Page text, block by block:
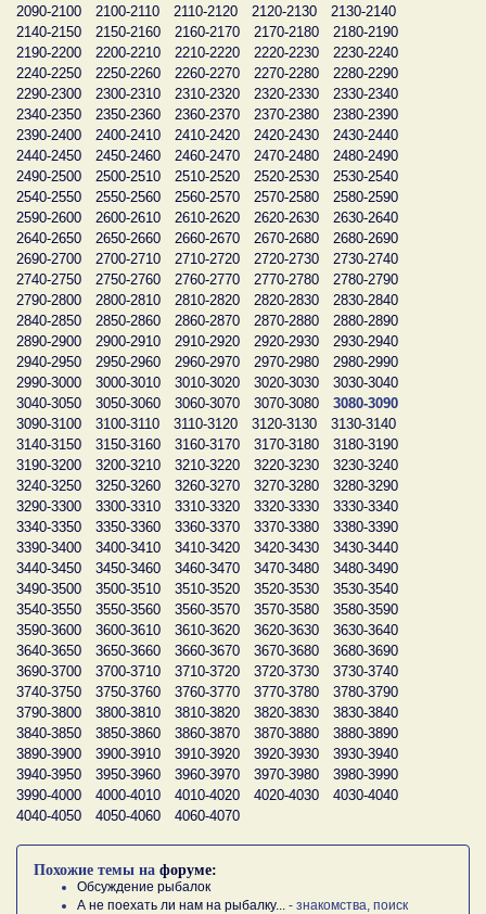
2090-2100
2100-2110 2110-2120 2120-2130
2130-2140
2140-2150
2150-2160 2160-2170 2170-2180
2180-2190
2190-2200
2200-2210 2210-2220 2220-2230
2230-2240
2240-2250
2250-2260 2260-2270 2270-2280
2280-2290
2290-2300
2300-2310 2310-2320 2320-2330
2330-2340
2340-2350
2350-2360 2360-2370 2370-2380
2380-2390
2390-2400
2400-2410 2410-2420 2420-2430
2430-2440
2440-2450
2450-2460 2460-2470 2470-2480
2480-2490
2490-2500
2500-2510 2510-2520 2520-2530
2530-2540
2540-2550
2550-2560 2560-2570 2570-2580
2580-2590
2590-2600
2600-2610 2610-2620 2620-2630
2630-2640
2640-2650
2650-2660 2660-2670 2670-2680
2680-2690
2690-2700
2700-2710 2710-2720 2720-2730
2730-2740
2740-2750
2750-2760 2760-2770 2770-2780
2780-2790
2790-2800
2800-2810 2810-2820 2820-2830
2830-2840
2840-2850
2850-2860 2860-2870 2870-2880
2880-2890
2890-2900
2900-2910 2910-2920 2920-2930
2930-2940
2940-2950
2950-2960 2960-2970 2970-2980
2980-2990
2990-3000
3000-3010 3010-3020 3020-3030
3030-3040
3040-3050
3050-3060 3060-3070 3070-3080
3080-3090
3090-3100
3100-3110 3110-3120 3120-3130
3130-3140
3140-3150
3150-3160 3160-3170 3170-3180
3180-3190
3190-3200
3200-3210 3210-3220 3220-3230
3230-3240
3240-3250
3250-3260 3260-3270 3270-3280
3280-3290
3290-3300
3300-3310 3310-3320 3320-3330
3330-3340
3340-3350
3350-3360 3360-3370 3370-3380
3380-3390
3390-3400
3400-3410 3410-3420 3420-3430
3430-3440
3440-3450
3450-3460 3460-3470 3470-3480
3480-3490
3490-3500
3500-3510 3510-3520 3520-3530
3530-3540
3540-3550
3550-3560 3560-3570 3570-3580
3580-3590
3590-3600
3600-3610 3610-3620 3620-3630
3630-3640
3640-3650
3650-3660 3660-3670 3670-3680
3680-3690
3690-3700
3700-3710 3710-3720 3720-3730
3730-3740
3740-3750
3750-3760 3760-3770 3770-3780
3780-3790
3790-3800
3800-3810 3810-3820 3820-3830
3830-3840
3840-3850
3850-3860 3860-3870 3870-3880
3880-3890
3890-3900
3900-3910 3910-3920 3920-3930
3930-3940
3940-3950
3950-3960 3960-3970 3970-3980
3980-3990
3990-4000
4000-4010 4010-4020 4020-4030
4030-4040
4040-4050
4050-4060 4060-4070
Похожие темы на форуме:
Обсуждение рыбалок
А не поехать ли нам на рыбалку...
- знакомства, поиск